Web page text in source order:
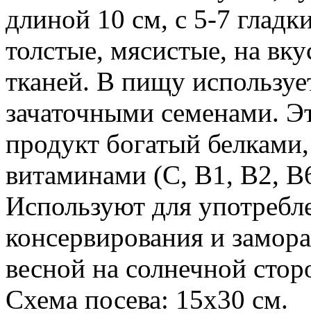
длиной 10 см, с 5-7
толстые, мясистые, на
тканей. В пищу
зачаточными семенами.
продукт богатый
витаминами (С, В1, В2,
Используют для
консервирования и
весной на солнечной
Схема посева: 15x30 см.